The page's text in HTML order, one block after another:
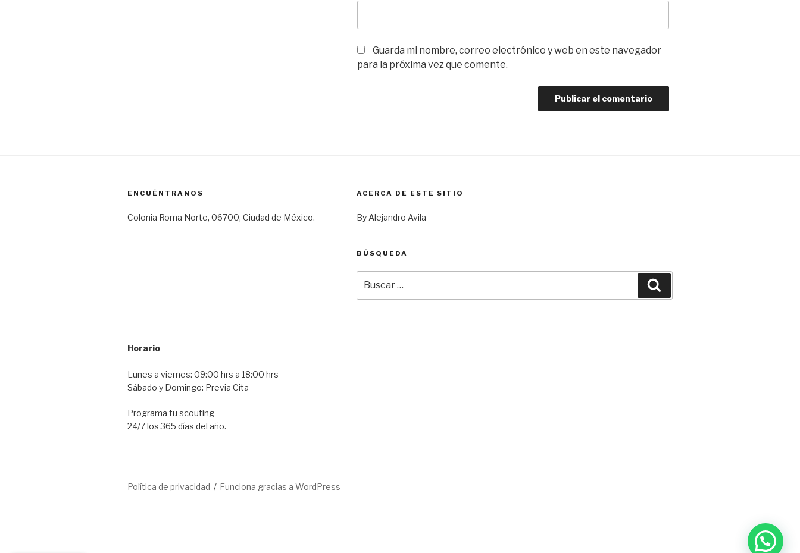
Guarda mi nombre, correo electrónico y web en este navegador
para la próxima vez que comente.
ENCUÉNTRANOS
Colonia Roma Norte, 06700, Ciudad de México.
Horario
Lunes a viernes: 09:00 hrs a 18:00 hrs
Sábado y Domingo: Previa Cita
Programa tu scouting
24/7 los 365 días del año.
ACERCA DE ESTE SITIO
By Alejandro Avila
BÚSQUEDA
por:
Política de privacidad Funciona gracias a WordPress